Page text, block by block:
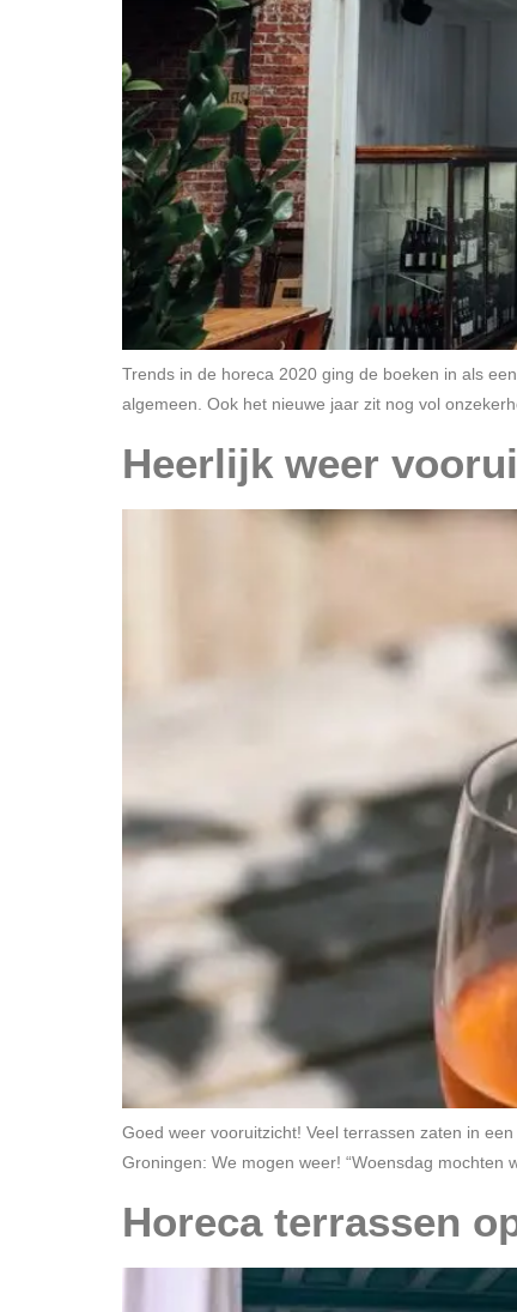
Trends in de horeca 2020 ging de boeken in als
algemeen. Ook het nieuwe jaar zit nog vol
Heerlijk weer
Goed weer vooruitzicht! Veel terrassen zaten in
Groningen: We mogen weer! “Woensdag
Horeca terrassen